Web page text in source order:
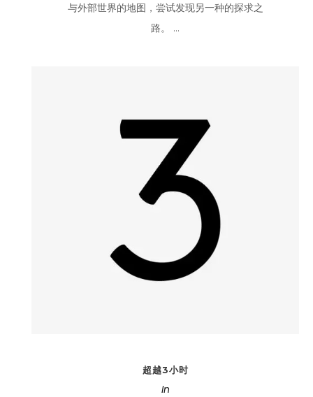
与外部世界的地图，尝试发现另一种的探求之
路。 ...
超越3小时
In